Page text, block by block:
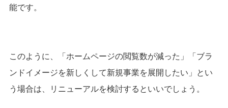
能です。
このように、「ホームページの閲覧数が減った」「ブラ
ンドイメージを新しくして新規事業を展開したい」とい
う場合は、リニューアルを検討するといいでしょう。